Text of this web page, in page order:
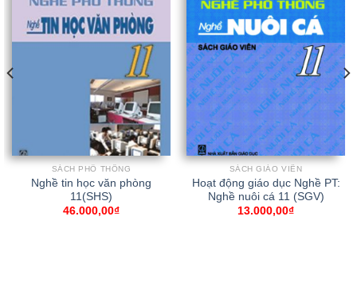
SÁCH PHỔ THÔNG
Nghề tin học văn phòng
11(SHS)
46.000,00₫
SÁCH GIÁO VIÊN
Hoạt động giáo dục Nghề PT:
Nghề nuôi cá 11 (SGV)
13.000,00₫